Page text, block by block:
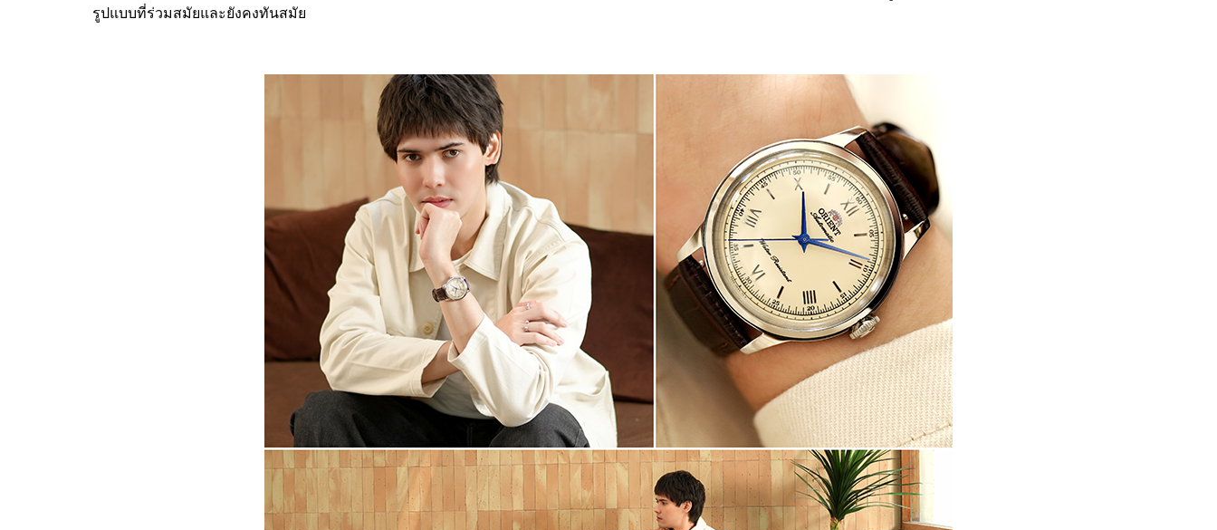
รูปแบบที่ร่วมสมัยและยังคงทันสมัย